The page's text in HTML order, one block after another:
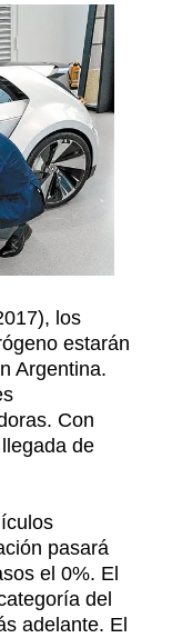
los
estarán
Argentina.
Con
de
pasará
el 0%. El
del
adelante. El